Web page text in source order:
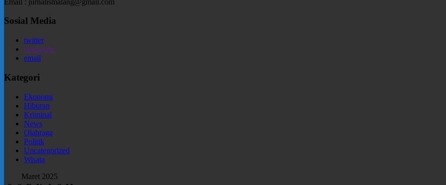
Sosial Media
twitter
instagram
email
Kategori
Ekonomi
Hiburan
Kriminal
News
Olahraga
Politik
Uncategorized
Wisata
Maret 2025